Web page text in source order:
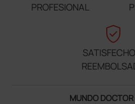
PROFESIONAL
verified_user
MUNDO